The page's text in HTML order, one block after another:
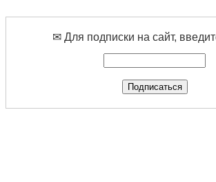
✉ Для подписки на сайт,